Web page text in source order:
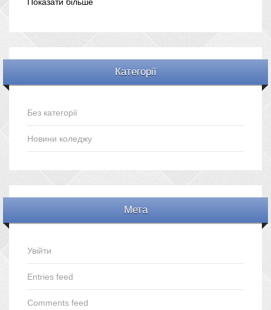
Категорії
Без категорії
Новини коледжу
Мета
Увійти
Entries feed
Comments feed